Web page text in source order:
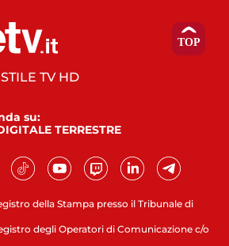
della Stampa presso il Tribunale di
degli Operatori di Comunicazione c/o
TV HD
su:
TERRESTRE